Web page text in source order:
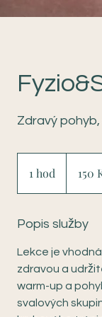
Zdravý
1 hod
h
korun150
Popis služby
Lekce je
zdravou a
warm-up a
svalových